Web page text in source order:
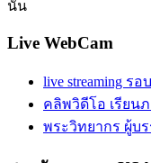
นั้น
Live WebCam
live streaming ร
คลิพวิดีโอ เรียนภ
พระวิทยากร ผู้บ